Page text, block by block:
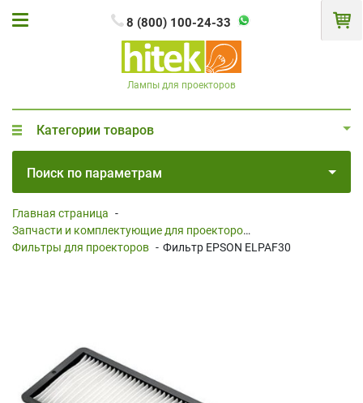
8 (800) 100-24-33
Лампы для проекторов
Категории товаров
Поиск по параметрам
Главная страница -
Запчасти и комплектующие для проекторов
Фильтры для проекторов - Фильтр EPSON ELPAF30